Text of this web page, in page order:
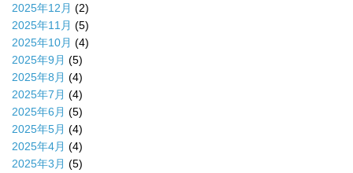
2025年12月 (2)
2025年11月 (5)
2025年10月 (4)
2025年9月 (5)
2025年8月 (4)
2025年7月 (4)
2025年6月 (5)
2025年5月 (4)
2025年4月 (4)
2025年3月 (5)